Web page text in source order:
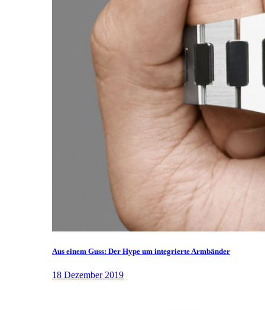
Aus einem Guss: Der Hype um integrierte Armbänder
18 Dezember 2019